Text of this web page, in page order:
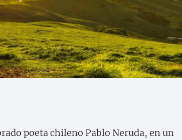
poeta chileno Pablo Neruda, en un